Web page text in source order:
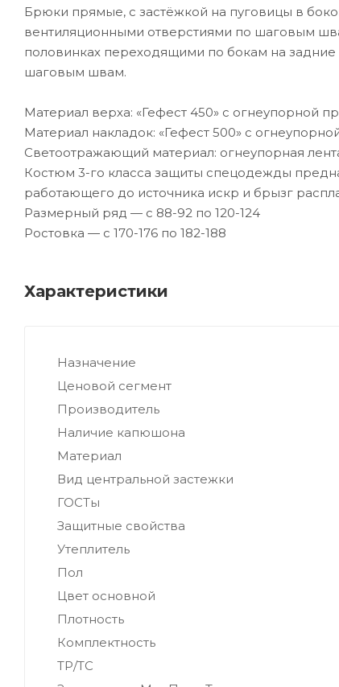
Брюки прямые, с застёжкой на пуговицы в
вентиляционными отверстиями по шаговым
половинках переходящими по бокам на
шаговым швам.
Материал верха: «Гефест 450» с огнеупорной
Материал накладок: «Гефест 500» с
Светоотражающий материал: огнеупорная
Костюм 3-го класса защиты спецодежды
работающего до источника искр и брызг
Размерный ряд — с 88-92 по 120-124
Ростовка — с 170-176 по 182-188
Характеристики
Назначение
Ценовой сегмент
Производитель
Наличие капюшона
Материал
Вид центральной застежки
ГОСТы
Защитные свойства
Утеплитель
Пол
Цвет основной
Плотность
Комплектность
ТР/ТС